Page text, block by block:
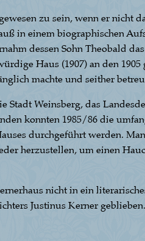
zu sein, wenn er nicht
in einem biographischen
dessen Sohn Theobald
Haus (1907) an den
machte und seither
Weinsberg, das
konnten 1985/86 die
durchgeführt werden.
herzustellen, um einen
nicht in ein
Justinus Kerner geblieben.